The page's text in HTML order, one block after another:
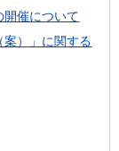
催について
案）」に関する